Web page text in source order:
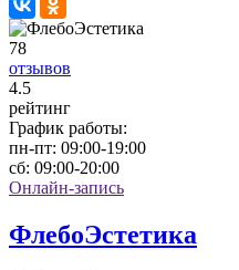
78
отзывов
4.5
рейтинг
График работы:
пн-пт: 09:00-19:00
сб: 09:00-20:00
Онлайн-запись
ФлебоЭстетика